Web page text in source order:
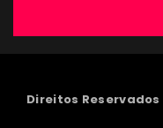
Direitos Reservados